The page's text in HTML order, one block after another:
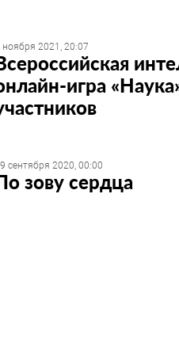
ноября 2021, 20:07
игра
сентября 2020, 00:00
зову сердца